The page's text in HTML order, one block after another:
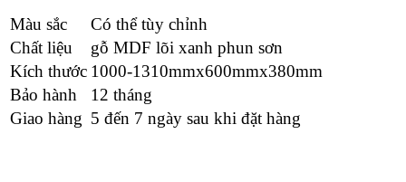
Màu sắc
Có thể tùy chỉnh
Chất liệu
gỗ MDF lõi xanh phun sơn
Kích thước 1000-1310mmx600mmx380mm
Bảo hành
12 tháng
Giao hàng 5 đến 7 ngày sau khi đặt hàng